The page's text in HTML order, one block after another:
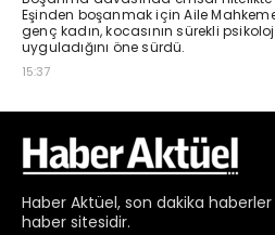
Haber Aktüel, son dakika haberler
haber sitesidir.